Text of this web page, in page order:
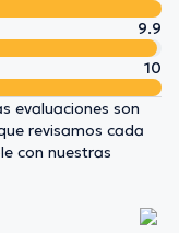
9.9
10
evaluaciones son
revisamos cada
con nuestras